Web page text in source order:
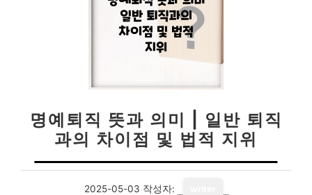
명예퇴직 뜻과 의미 | 일반 퇴직
과의 차이점 및 법적 지위
2025-05-03 작성자: